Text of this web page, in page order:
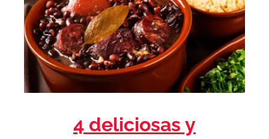
4 deliciosas y